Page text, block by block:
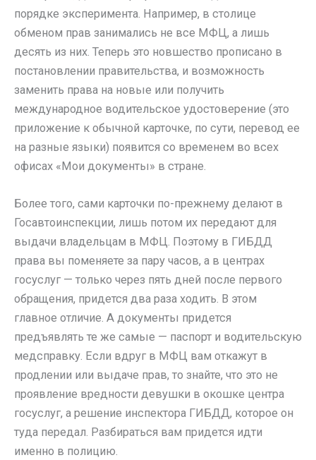
порядке эксперимента. Например, в столице
обменом прав занимались не все МФЦ, а лишь
десять из них. Теперь это новшество прописано в
постановлении правительства, и возможность
заменить права на новые или получить
международное водительское удостоверение (это
приложение к обычной карточке, по сути, перевод ее
на разные языки) появится со временем во всех
офисах «Мои документы» в стране.
Более того, сами карточки по-прежнему делают в
Госавтоинспекции, лишь потом их передают для
выдачи владельцам в МФЦ. Поэтому в ГИБДД
права вы поменяете за пару часов, а в центрах
госуслуг — только через пять дней после первого
обращения, придется два раза ходить. В этом
главное отличие. А документы придется
предъявлять те же самые — паспорт и водительскую
медсправку. Если вдруг в МФЦ вам откажут в
продлении или выдаче прав, то знайте, что это не
проявление вредности девушки в окошке центра
госуслуг, а решение инспектора ГИБДД, которое он
туда передал. Разбираться вам придется идти
именно в полицию.